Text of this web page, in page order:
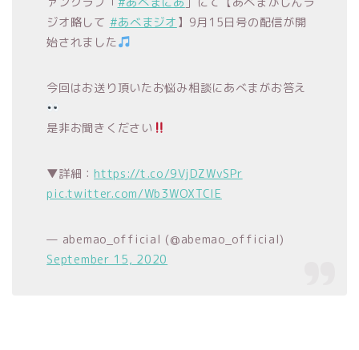
ジオ略して #あべまジオ 】9月15日号の配信が開
始されました
今回はお送り頂いたお悩み相談にあべまがお答え
是非お聞きください
▼詳細：https://t.co/9VjDZWvSPr
pic.twitter.com/Wb3WOXTCIE
— abemao_official (@abemao_official)
September 15, 2020